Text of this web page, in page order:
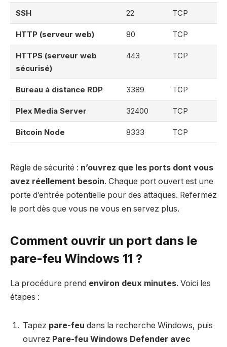
SSH 22 TCP
HTTP (serveur web) 80 TCP
HTTPS (serveur web
sécurisé)
443 TCP
Bureau à distance RDP 3389 TCP
Plex Media Server 32400 TCP
Bitcoin Node 8333 TCP
Règle de sécurité : n’ouvrez que les ports dont vous
avez réellement besoin. Chaque port ouvert est une
porte d’entrée potentielle pour des attaques. Refermez
le port dès que vous ne vous en servez plus.
Comment ouvrir un port dans le
pare-feu Windows 11 ?
La procédure prend environ deux minutes. Voici les
étapes :
Tapez pare-feu dans la recherche Windows, puis
ouvrez Pare-feu Windows Defender avec